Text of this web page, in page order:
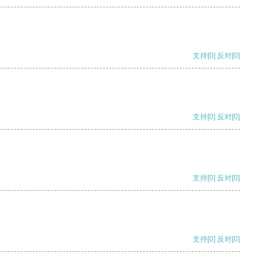
支持[0] 反对[0]
支持[0] 反对[0]
支持[0] 反对[0]
支持[0] 反对[0]